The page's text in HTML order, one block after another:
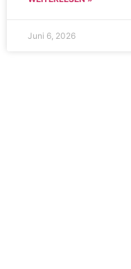
Juni 6, 2026